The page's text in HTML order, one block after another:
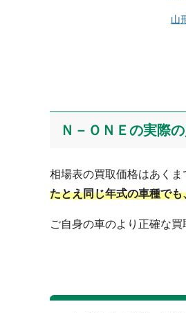
山
Ｎ－ＯＮＥの実際
相場表の買取価格はあくま
たとえ同じ年式の車種で
ご自身の車のより正確な